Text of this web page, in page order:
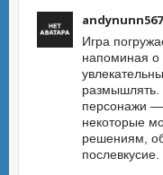
Игра
напоминая о
размышлять.
персонажи
некоторые
решениям,